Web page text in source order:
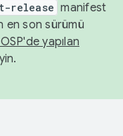
release manifest
en son sürümü
yapılan